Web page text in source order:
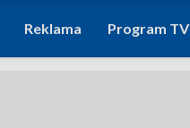
Reklama Program TV